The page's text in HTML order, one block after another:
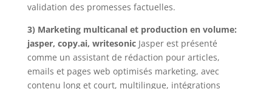
validation des promesses factuelles.
3) Marketing multicanal et production en volume:
jasper, copy.ai, writesonicJasper est présenté
comme un assistant de rédaction pour articles,
emails et pages web optimisés marketing, avec
contenu long et court, multilingue, intégrations